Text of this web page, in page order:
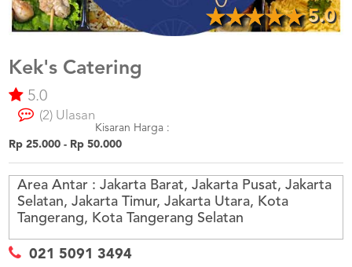
US
CATERERS
TERMS
&
CONDITIONS
CENTER
3494
LOGIN
DAFTAR
5.0
Kek's Catering
5.0
(2) Ulasan
Kisaran Harga :
Rp 25.000 - Rp 50.000
Area Antar : Jakarta Barat, Jakarta Pusat, Jakarta
Selatan, Jakarta Timur, Jakarta Utara, Kota
Tangerang, Kota Tangerang Selatan
021 5091 3494